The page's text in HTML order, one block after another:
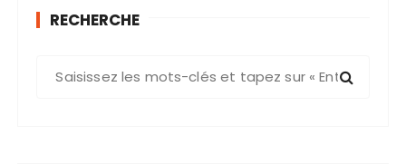
RECHERCHE